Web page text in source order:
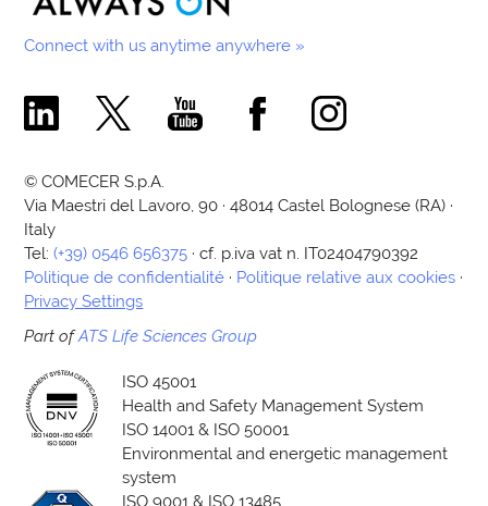
Connect with us anytime anywhere »
Comecer Linkedin Page
Comecer X PageComecer Youtube Channel
Comecer Facebook Page
Comecer Instagram
© COMECER S.p.A.
Via Maestri del Lavoro, 90 · 48014 Castel Bolognese (RA) ·
Italy
Tel:(+39) 0546 656375 · cf. p.iva vat n. IT02404790392
Politique de confidentialité · Politique relative aux cookies ·
Privacy Settings
Part ofATS Life Sciences Group
ISO 45001
Health and Safety Management System
ISO 14001 & ISO 50001
Environmental and energetic management
system
ISO 9001 & ISO 13485